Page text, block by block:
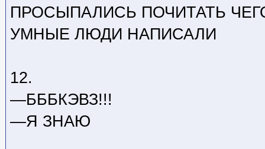
ПРОСЫПАЛИСЬ ПОЧИТАТЬ
УМНЫЕ ЛЮДИ НАПИСАЛИ
12.
—БББКЭВЗ!!!
—Я ЗНАЮ